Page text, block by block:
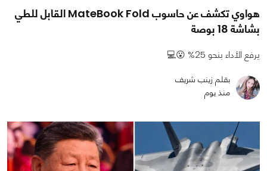
هواوي تكشف عن حاسوب MateBook Fold القابل للطي
بشاشة 18 بوصة
يرفع الأداء بنحو 25% 😮💻
بقلم زينب شريف
منذ يوم